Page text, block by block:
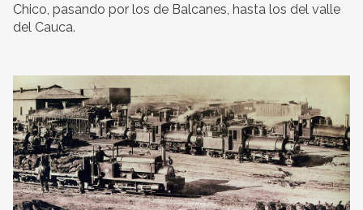
Chico, pasando por los de Balcanes, hasta los del valle
del Cauca.